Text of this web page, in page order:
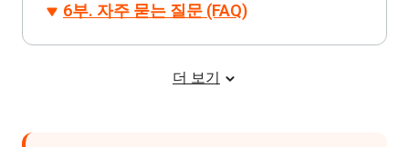
6부. 자주 묻는 질문 (FAQ)
더 보기